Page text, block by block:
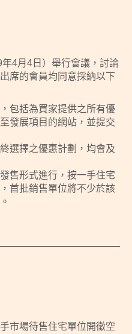
4月4日）舉行會議，討論
席的會員均同意採納以下
包括為買家提供之所有優
發展項目的網站，並提交
選擇之優惠計劃，均會及
售形式進行，按一手住宅
首批銷售單位將不少於該
市場待售住宅單位開徵空